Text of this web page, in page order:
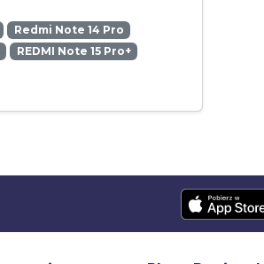
Redmi Note 14 Pro
REDMI Note 15 Pro+